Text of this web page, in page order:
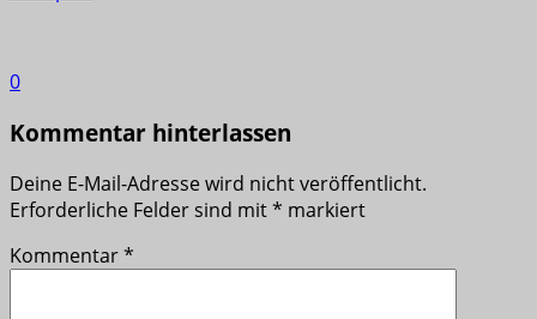
0
Kommentar hinterlassen
Deine E-Mail-Adresse wird nicht veröffentlicht.
Erforderliche Felder sind mit* markiert
Kommentar*